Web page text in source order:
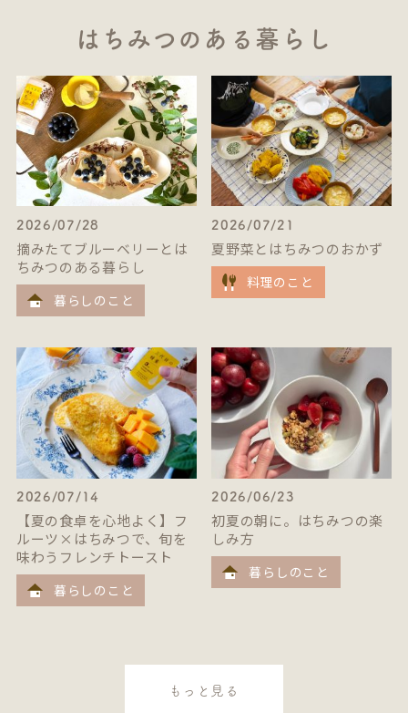
はちみつのある暮らし
2026/07/28
摘みたてブルーベリーとは
ちみつのある暮らし
暮らしのこと
2026/07/21
夏野菜とはちみつのおかず
料理のこと
2026/07/14
【夏の食卓を心地よく】フ
ルーツ×はちみつで、旬を
味わうフレンチトースト
暮らしのこと
2026/06/23
初夏の朝に。はちみつの楽
しみ方
暮らしのこと
もっと見る